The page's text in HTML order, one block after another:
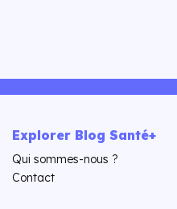
Explorer Blog Santé+
Qui sommes-nous ?
Contact